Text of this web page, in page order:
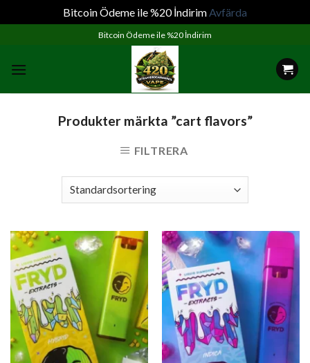
Bitcoin Ödeme ile %20 İndirimAvfärda
content
Bitcoin Ödeme ile %20 İndirim
Produkter märkta ”cart flavors”
FILTRERA